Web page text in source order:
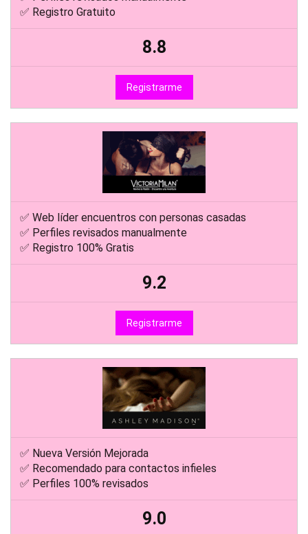
✅ Registro Gratuito
8.8
Registrarme
✅ Web líder encuentros con personas casadas
✅ Perfiles revisados manualmente
✅ Registro 100% Gratis
9.2
Registrarme
✅ Nueva Versión Mejorada
✅ Recomendado para contactos infieles
✅ Perfiles 100% revisados
9.0